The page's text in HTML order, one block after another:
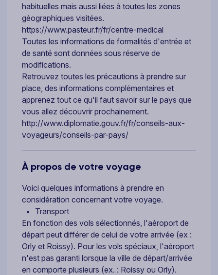
habituelles mais aussi liées à toutes les zones
géographiques visitées.
https://www.pasteur.fr/fr/centre-medical
Toutes les informations de formalités d'entrée et
de santé sont données sous réserve de
modifications.
Retrouvez toutes les précautions à prendre sur
place, des informations complémentaires et
apprenez tout ce qu'il faut savoir sur le pays que
vous allez découvrir prochainement.
http://www.diplomatie.gouv.fr/fr/conseils-aux-
voyageurs/conseils-par-pays/
À propos de votre voyage
Voici quelques informations à prendre en
considération concernant votre voyage.
Transport
En fonction des vols sélectionnés, l'aéroport de
départ peut différer de celui de votre arrivée (ex :
Orly et Roissy). Pour les vols spéciaux, l'aéroport
n'est pas garanti lorsque la ville de départ/arrivée
en comporte plusieurs (ex. : Roissy ou Orly).